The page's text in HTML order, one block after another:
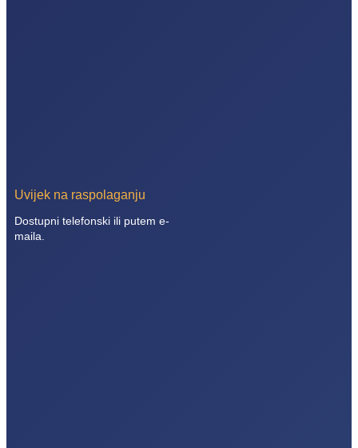
Uvijek na raspolaganju
Dostupni telefonski ili putem e-
maila.